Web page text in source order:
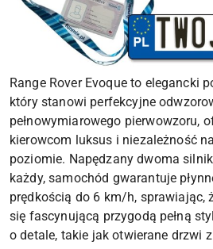
Range Rover Evoque to elegancki
który stanowi perfekcyjne
pełnowymiarowego pierwowzoru,
kierowcom luksus i niezależność
poziomie. Napędzany dwoma
każdy, samochód gwarantuje
prędkością do 6 km/h, sprawiając,
się fascynującą przygodą pełną
o detale, takie jak otwierane drzwi